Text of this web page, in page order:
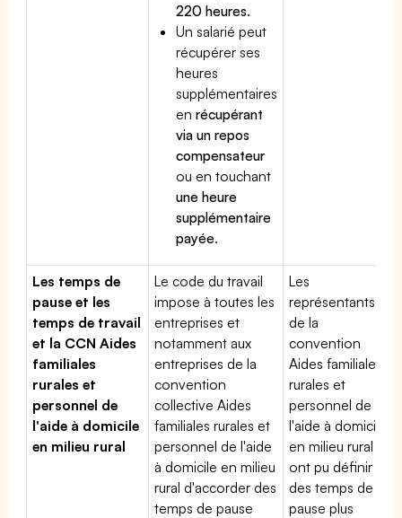
220 heures.
Un salarié peut
récupérer ses
heures
supplémentaires
enrécupérant
via un repos
compensateur
ou en touchant
une heure
supplémentaire
payée.
Les temps de
pause et les
temps de travail
et la CCN Aides
familiales
rurales et
personnel de
l'aide à domicile
en milieu rural
Le code du travail
impose à toutes les
entreprises et
notamment aux
entreprises de la
convention
collective Aides
familiales rurales et
personnel de l'aide
à domicile en milieu
rural d'accorder des
temps de pause
Les
représentants
de la
convention
Aides familiales
rurales et
personnel de
l'aide à domicile
en milieu rural
ont pu définir
des temps de
pause plus